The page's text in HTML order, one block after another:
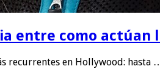
entre como actúan
recurrentes en Hollywood: hasta